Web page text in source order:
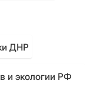
ДНР
и экологии РФ